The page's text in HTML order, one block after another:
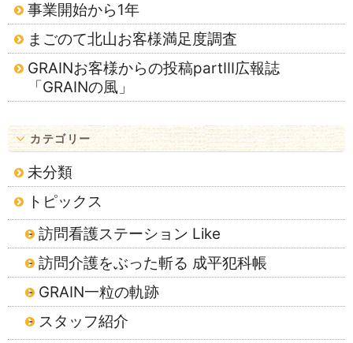
事業開始から1年
まごのて北山お客様満足度調査
GRAINお客様からの投稿partⅢ広報誌
「GRAINの風」
カテゴリー
未分類
トピックス
訪問看護ステーション Like
訪問介護をぶった斬る 成平犯科帳
GRAIN一粒の軌跡
スタッフ紹介